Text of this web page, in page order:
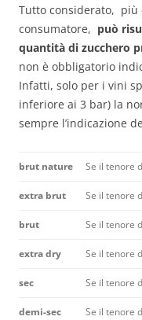
Tutto considerato, più
consumatore, può
quantità di zucchero
non è obbligatorio
Infatti, solo per i vini
inferiore ai 3 bar) la
sempre l’indicazione
brut nature Se il tenore
extra brut Se il tenore
brut Se il tenore
extra dry Se il tenore
sec Se il tenore
demi-sec Se il tenore